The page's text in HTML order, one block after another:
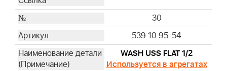
30
539 10 95-54
WASH USS FLAT 1/2
Используется в агрегатах